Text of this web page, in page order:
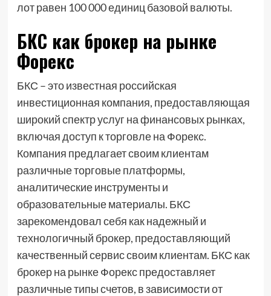
лот равен 100 000 единиц базовой валюты.
БКС как брокер на рынке
Форекс
БКС – это известная российская
инвестиционная компания, предоставляющая
широкий спектр услуг на финансовых рынках,
включая доступ к торговле на Форекс.
Компания предлагает своим клиентам
различные торговые платформы,
аналитические инструменты и
образовательные материалы. БКС
зарекомендовал себя как надежный и
технологичный брокер, предоставляющий
качественный сервис своим клиентам. БКС как
брокер на рынке Форекс предоставляет
различные типы счетов, в зависимости от